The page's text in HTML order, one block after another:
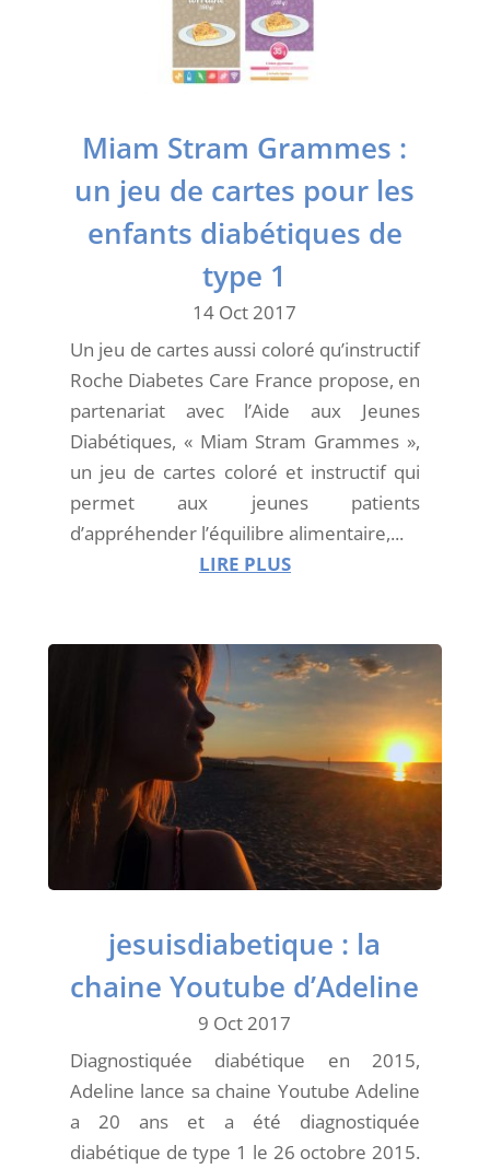
Miam Stram Grammes :
un jeu de cartes pour les
enfants diabétiques de
type 1
14 Oct 2017
Un jeu de cartes aussi coloré qu’instructif
Roche Diabetes Care France propose, en
partenariat avec l’Aide aux Jeunes
Diabétiques, « Miam Stram Grammes »,
un jeu de cartes coloré et instructif qui
permet aux jeunes patients
d’appréhender l’équilibre alimentaire,...
LIRE PLUS
jesuisdiabetique : la
chaine Youtube d’Adeline
9 Oct 2017
Diagnostiquée diabétique en 2015,
Adeline lance sa chaine Youtube Adeline
a 20 ans et a été diagnostiquée
diabétique de type 1 le 26 octobre 2015.